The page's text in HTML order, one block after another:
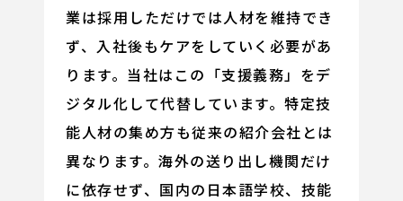
業は採用しただけでは人材を維持でき
ず、入社後もケアをしていく必要があ
ります。当社はこの「支援義務」をデ
ジタル化して代替しています。特定技
能人材の集め方も従来の紹介会社とは
異なります。海外の送り出し機関だけ
に依存せず、国内の日本語学校、技能